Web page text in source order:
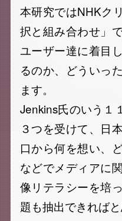
本研究ではNHKク
択と組み合わせ」
ユーザー達に着目
るのか、どういっ
ます。
Jenkins氏のいう１
３つを受けて、日
口から何を想い、
などでメディアに
像リテラシーを培
題も抽出できればと